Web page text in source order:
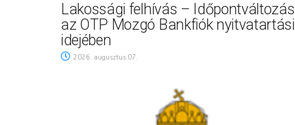
Lakossági felhívás – Időpontváltozás
az OTP Mozgó Bankfiók nyitvatartási
idejében
2026. augusztus 07.